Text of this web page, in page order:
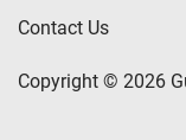
Contact Us
Copyright © 2026